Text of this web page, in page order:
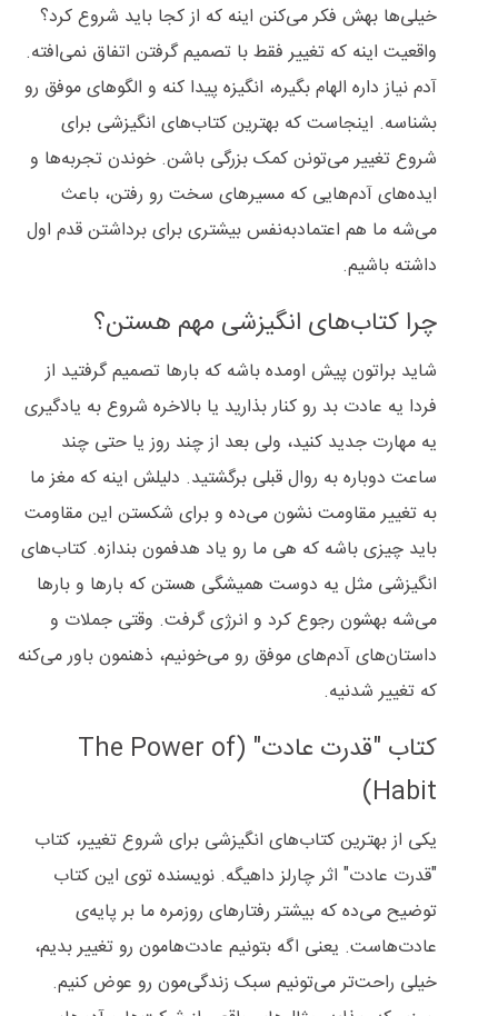
خیلی‌ها بهش فکر می‌کنن اینه که از کجا باید شروع کرد؟
واقعیت اینه که تغییر فقط با تصمیم گرفتن اتفاق نمی‌افته.
آدم نیاز داره الهام بگیره، انگیزه پیدا کنه و الگوهای موفق رو
بشناسه. اینجاست که بهترین کتاب‌های انگیزشی برای
شروع تغییر می‌تونن کمک بزرگی باشن. خوندن تجربه‌ها و
ایده‌های آدم‌هایی که مسیرهای سخت رو رفتن، باعث
می‌شه ما هم اعتمادبه‌نفس بیشتری برای برداشتن قدم اول
داشته باشیم.
چرا کتاب‌های انگیزشی مهم هستن؟
شاید براتون پیش اومده باشه که بارها تصمیم گرفتید از
فردا یه عادت بد رو کنار بذارید یا بالاخره شروع به یادگیری
یه مهارت جدید کنید، ولی بعد از چند روز یا حتی چند
ساعت دوباره به روال قبلی برگشتید. دلیلش اینه که مغز ما
به تغییر مقاومت نشون می‌ده و برای شکستن این مقاومت
باید چیزی باشه که هی ما رو یاد هدفمون بندازه. کتاب‌های
انگیزشی مثل یه دوست همیشگی هستن که بارها و بارها
می‌شه بهشون رجوع کرد و انرژی گرفت. وقتی جملات و
داستان‌های آدم‌های موفق رو می‌خونیم، ذهنمون باور می‌کنه
که تغییر شدنیه.
کتاب "قدرت عادت" (The Power of
Habit)
یکی از بهترین کتاب‌های انگیزشی برای شروع تغییر، کتاب
"قدرت عادت" اثر چارلز داهیگه. نویسنده توی این کتاب
توضیح می‌ده که بیشتر رفتارهای روزمره ما بر پایه‌ی
عادت‌هاست. یعنی اگه بتونیم عادت‌هامون رو تغییر بدیم،
خیلی راحت‌تر می‌تونیم سبک زندگی‌مون رو عوض کنیم.